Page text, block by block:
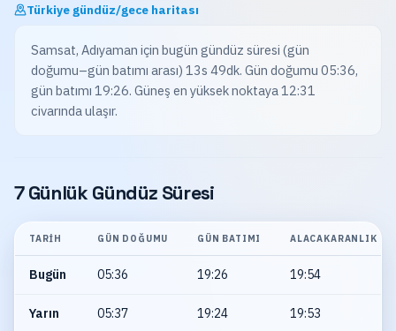
Türkiye gündüz/gece haritası
Samsat, Adıyaman için bugün gündüz süresi (gün
doğumu–gün batımı arası) 13s 49dk. Gün doğumu 05:36,
gün batımı 19:26. Güneş en yüksek noktaya 12:31
civarında ulaşır.
7 Günlük Gündüz Süresi
TARIH GÜN DOĞUMU GÜN BATIMI ALACAKARANLIK
Bugün 05:36 19:26 19:54
Yarın 05:37 19:24 19:53